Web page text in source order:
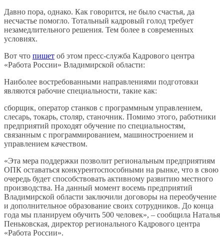
Давно пора, однако. Как говорится, не было счастья, да
несчастье помогло. Тотальный кадровый голод требует
незамедлительного решения. Тем более в современных
условиях.
Вот что пишет об этом пресс-служба Кадрового центра
«Работа России» Владимирской области:
Наиболее востребованными направлениями подготовки
являются рабочие специальности, такие как:
сборщик, оператор станков с программным управлением,
слесарь, токарь, столяр, станочник. Помимо этого, работники
предприятий проходят обучение по специальностям,
связанным с программированием, машиностроением и
управлением качеством.
«Эта мера поддержки позволит региональным предприятиям
ОПК оставаться конкурентоспособными на рынке, что в свою
очередь будет способствовать активному развитию местного
производства. На данный момент восемь предприятий
Владимирской области заключили договоры на переобучение
и дополнительное образование своих сотрудников. До конца
года мы планируем обучить 500 человек», – сообщила Наталья
Пеньковская, директор регионального Кадрового центра
«Работа России».